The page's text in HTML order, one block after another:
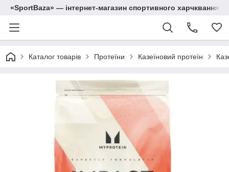
«SportBaza» — інтернет-магазин спортивного харчквання
Каталог товарів Протеїни Казеїновий протеїн